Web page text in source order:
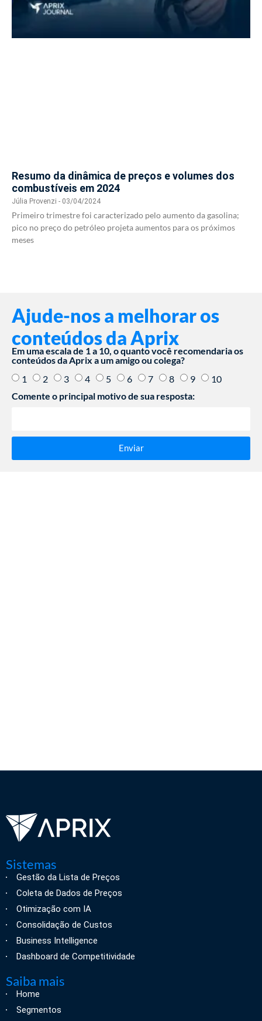
Resumo da dinâmica de preços e volumes dos
combustíveis em 2024
Júlia Provenzi 03/04/2024
Primeiro trimestre foi caracterizado pelo aumento da gasolina;
pico no preço do petróleo projeta aumentos para os próximos
meses
Ajude-nos a melhorar os
conteúdos da Aprix
Em uma escala de 1 a 10, o quanto você recomendaria os
conteúdos da Aprix a um amigo ou colega?
1
2 3 4 5 6 7 8 9
10
Comente o principal motivo de sua resposta:
Enviar
Sistemas
Gestão da Lista de Preços
Coleta de Dados de Preços
Otimização com IA
Consolidação de Custos
Business Intelligence
Dashboard de Competitividade
Saiba mais
Home
Segmentos